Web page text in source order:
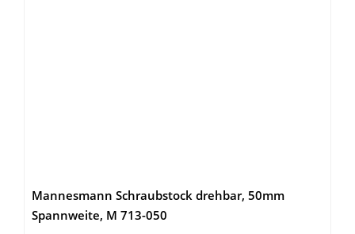
Mannesmann Schraubstock drehbar, 50mm
Spannweite, M 713-050